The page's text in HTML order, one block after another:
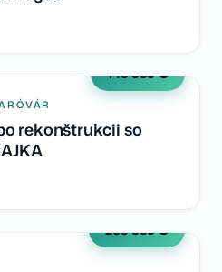
149 999 €
rekonštrukcii so
269 999 €